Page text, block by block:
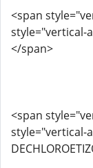
<span
style="vertical-
</span>
<span
style="vertical-